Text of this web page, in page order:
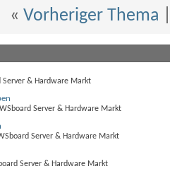
« Vorheriger Thema
Server & Hardware Markt
Server & Hardware Markt
Server & Hardware Markt
Server & Hardware Markt